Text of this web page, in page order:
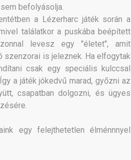
befolyásolja.
a Lézerharc játék során a
találatkor a puskába beépített
levesz egy "életet", amit
szenzorai is jeleznek. Ha elfogytak
csak egy speciális kulccsal
a játék jókedvű marad, győzni az
csapatban dolgozni, és ügyes
egy felejthetetlen élménnnyel